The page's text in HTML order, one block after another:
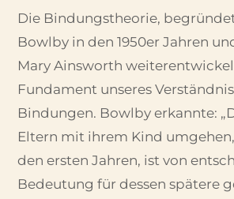
Die Bindungstheorie,
Bowlby in den 1950er Jahren
Mary Ainsworth
Fundament unseres
Bindungen. Bowlby erkannte:
Eltern mit ihrem Kind
den ersten Jahren, ist von
Bedeutung für dessen spätere